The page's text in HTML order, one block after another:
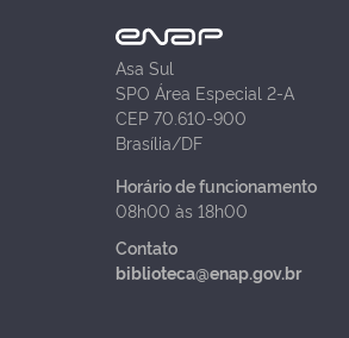
Asa Sul
SPO Área Especial 2-A
CEP 70.610-900
Brasília/DF
Horário de funcionamento
08h00 às 18h00
Contato
biblioteca@enap.gov.br